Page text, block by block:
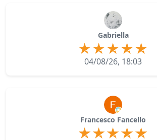
Gabriella
04/08/26, 18:03
Francesco Fancello